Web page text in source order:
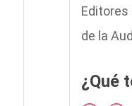
Editores
de la
¿Qué